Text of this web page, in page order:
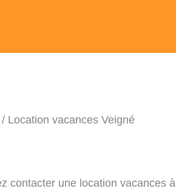
/ Location vacances Veigné
contacter une location vacances à